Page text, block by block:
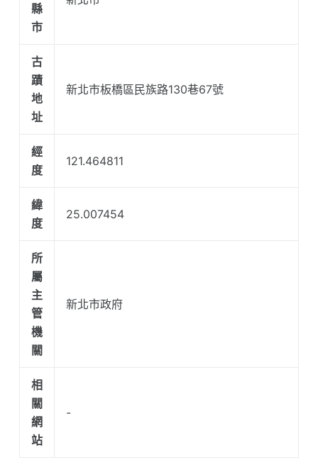
縣
市
古
蹟
地
址
新北市板橋區民族路130巷67號
經
度
121.464811
緯
度
25.007454
所
屬
主
管
機
關
新北市政府
相
關
網
站
-